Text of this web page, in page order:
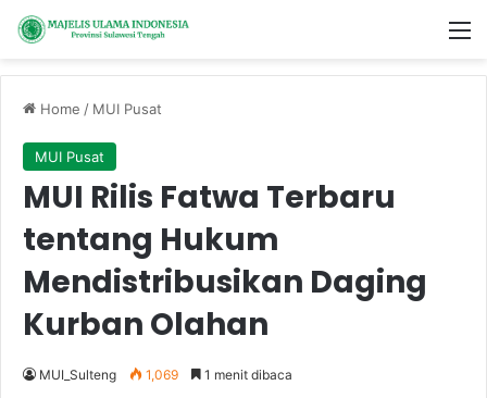
Home / MUI Pusat
MUI Pusat
MUI Rilis Fatwa Terbaru
tentang Hukum
Mendistribusikan Daging
Kurban Olahan
MUI_Sulteng 1,069 1 menit dibaca